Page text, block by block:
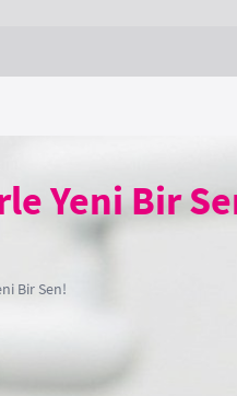
Yeni Bir
Bir Sen!